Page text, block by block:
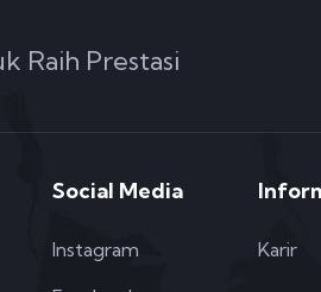
Raih Prestasi
Social Media
Instagram
Karir